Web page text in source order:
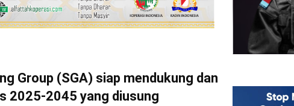
Group (SGA) siap mendukung dan
2025-2045 yang diusung